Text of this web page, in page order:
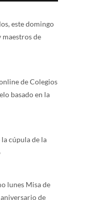
este domingo
maestros de
de Colegios
basado en la
cúpula de la
lunes Misa de
de